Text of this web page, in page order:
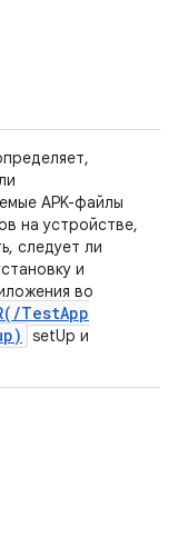
APK-файлы
на устройстве,
следует ли
и
во
/TestApp
setUp и